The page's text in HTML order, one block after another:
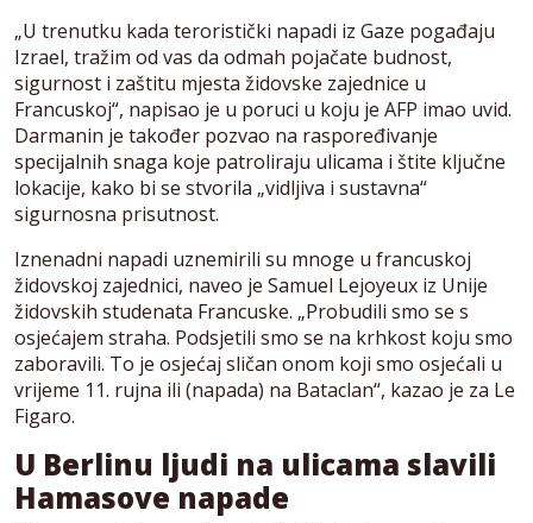
„U trenutku kada teroristički napadi iz Gaze pogađaju
Izrael, tražim od vas da odmah pojačate budnost,
sigurnost i zaštitu mjesta židovske zajednice u
Francuskoj“, napisao je u poruci u koju je AFP imao uvid.
Darmanin je također pozvao na raspoređivanje
specijalnih snaga koje patroliraju ulicama i štite ključne
lokacije, kako bi se stvorila „vidljiva i sustavna“
sigurnosna prisutnost.
Iznenadni napadi uznemirili su mnoge u francuskoj
židovskoj zajednici, naveo je Samuel Lejoyeux iz Unije
židovskih studenata Francuske. „Probudili smo se s
osjećajem straha. Podsjetili smo se na krhkost koju smo
zaboravili. To je osjećaj sličan onom koji smo osjećali u
vrijeme 11. rujna ili (napada) na Bataclan“, kazao je za Le
Figaro.
U Berlinu ljudi na ulicama slavili
Hamasove napade